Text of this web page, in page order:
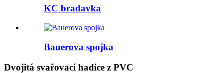
KC bradavka
Bauerova spojka
Dvojitá svařovací hadice z PVC